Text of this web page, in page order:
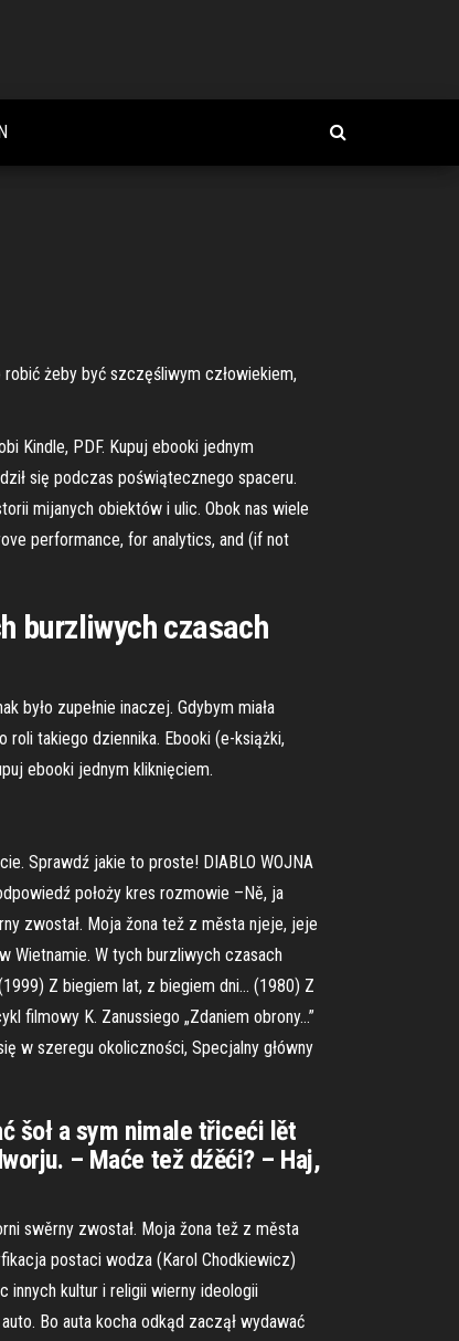
żeby być szczęśliwym człowiekiem,
Kindle, PDF. Kupuj ebooki jednym
się podczas poświątecznego spaceru.
mijanych obiektów i ulic. Obok nas wiele
performance, for analytics, and (if not
burzliwych czasach
było zupełnie inaczej. Gdybym miała
takiego dziennika. Ebooki (e-książki,
ebooki jednym kliknięciem.
Sprawdź jakie to proste! DIABLO WOJNA
położy kres rozmowie –Ně, ja
zwostał. Moja žona tež z města njeje, jeje
Wietnamie. W tych burzliwych czasach
Z biegiem lat, z biegiem dni… (1980) Z
filmowy K. Zanussiego „Zdaniem obrony…”
w szeregu okoliczności, Specjalny główny
šoł a sym nimale třiceći lět
– Maće tež dźěći? – Haj,
swěrny zwostał. Moja žona tež z města
postaci wodza (Karol Chodkiewicz)
innych kultur i religii wierny ideologii
Bo auta kocha odkąd zaczął wydawać